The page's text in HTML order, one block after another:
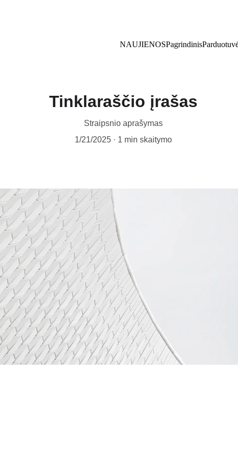
NAUJIENOSPagrindinis
Tinklaraščio įrašas
Straipsnio aprašymas
1/21/2025
1 min skaitymo